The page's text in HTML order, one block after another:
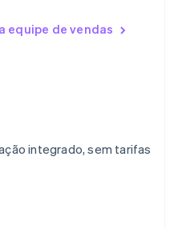
equipe de vendas
integrado, sem tarifas